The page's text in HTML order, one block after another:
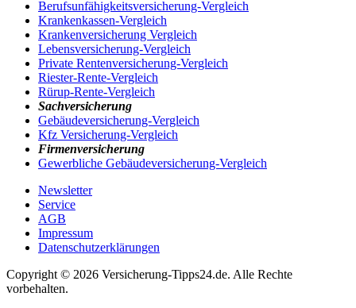
Berufsunfähigkeitsversicherung-Vergleich
Krankenkassen-Vergleich
Krankenversicherung Vergleich
Lebensversicherung-Vergleich
Private Rentenversicherung-Vergleich
Riester-Rente-Vergleich
Rürup-Rente-Vergleich
Sachversicherung
Gebäudeversicherung-Vergleich
Kfz Versicherung-Vergleich
Firmenversicherung
Gewerbliche Gebäudeversicherung-Vergleich
Newsletter
Service
AGB
Impressum
Datenschutzerklärungen
Copyright © 2026 Versicherung-Tipps24.de. Alle Rechte
vorbehalten.